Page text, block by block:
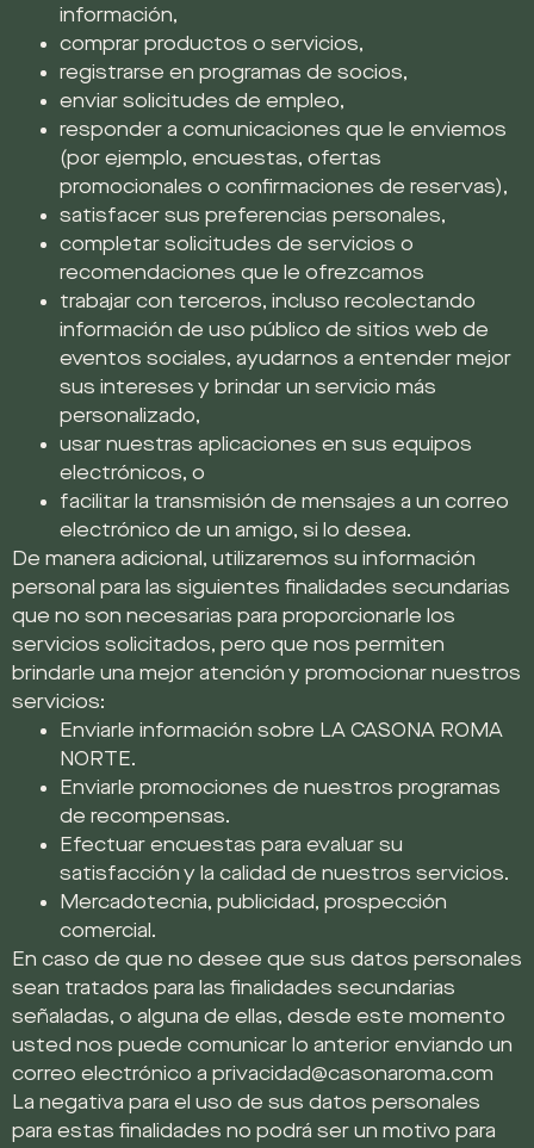
información,
comprar productos o servicios,
registrarse en programas de socios,
enviar solicitudes de empleo,
responder a comunicaciones que le enviemos
(por ejemplo, encuestas, ofertas
promocionales o confirmaciones de reservas),
satisfacer sus preferencias personales,
completar solicitudes de servicios o
recomendaciones que le ofrezcamos
trabajar con terceros, incluso recolectando
información de uso público de sitios web de
eventos sociales, ayudarnos a entender mejor
sus intereses y brindar un servicio más
personalizado,
usar nuestras aplicaciones en sus equipos
electrónicos, o
facilitar la transmisión de mensajes a un correo
electrónico de un amigo, si lo desea.
De manera adicional, utilizaremos su información
personal para las siguientes finalidades secundarias
que no son necesarias para proporcionarle los
servicios solicitados, pero que nos permiten
brindarle una mejor atención y promocionar nuestros
servicios:
Enviarle información sobre LA CASONA ROMA
NORTE.
Enviarle promociones de nuestros programas
de recompensas.
Efectuar encuestas para evaluar su
satisfacción y la calidad de nuestros servicios.
Mercadotecnia, publicidad, prospección
comercial.
En caso de que no desee que sus datos personales
sean tratados para las finalidades secundarias
señaladas, o alguna de ellas, desde este momento
usted nos puede comunicar lo anterior enviando un
correo electrónico a privacidad@casonaroma.com
La negativa para el uso de sus datos personales
para estas finalidades no podrá ser un motivo para